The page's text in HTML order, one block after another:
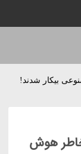
بیکار شدند!
خاطر هوش